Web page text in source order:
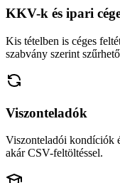
KKV-k és ipari
Kis tételben is céges
szabvány szerint
Viszonteladók
Viszonteladói kondíciók
akár CSV-feltöltéssel.